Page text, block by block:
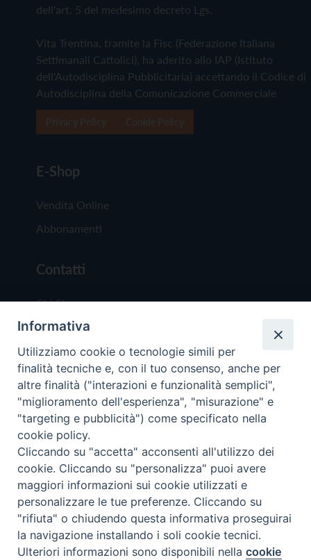
dell'art. 5 del medesimo decreto Lgs.
Vita Trentina, tramite la Fisc (Federazione Italiana
Settimanali Cattolici), ha aderito allo IAP (Istituto
dell'Autodisciplina Pubblicitaria) accettando il Codice di
Autodisciplina della Comunicazione Commerciale
E-Shop
Vendita Online
Abbonamenti
Contatti
Chi Siamo
Redazione
Scrivici
Copyright © 2019 - Tutti i diritti riservati - Vita
Trentina Editrice
Privacy Policy
Torna
Preferenze Cookie
Informativa
Utilizziamo cookie o tecnologie simili per
finalità tecniche e, con il tuo consenso, anche per
altre finalità ("interazioni e funzionalità semplici",
"miglioramento dell'esperienza", "misurazione" e
"targeting e pubblicità") come specificato nella
cookie policy.
Cliccando su "accetta" acconsenti all'utilizzo dei
cookie. Cliccando su "personalizza" puoi avere
maggiori informazioni sui cookie utilizzati e
personalizzare le tue preferenze. Cliccando su
"rifiuta" o chiudendo questa informativa proseguirai
la navigazione installando i soli cookie tecnici.
Ulteriori informazioni sono disponibili nellacookie